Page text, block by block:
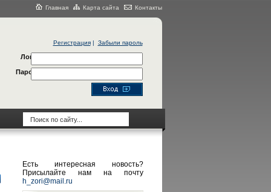
Главная Карта сайта Контакты
Регистрация| Забыли пароль
Логин
Пароль
Есть интересная новость?
Присылайте нам на почту
h_zori@mail.ru